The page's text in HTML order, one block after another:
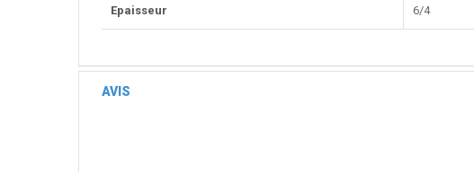
Epaisseur 6/4
AVIS